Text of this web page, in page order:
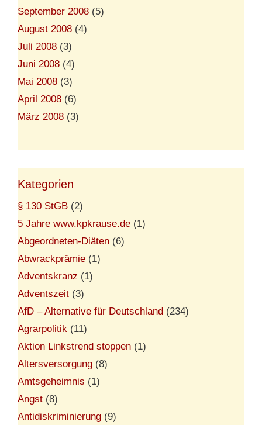
September 2008 (5)
August 2008 (4)
Juli 2008 (3)
Juni 2008 (4)
Mai 2008 (3)
April 2008 (6)
März 2008 (3)
Kategorien
§ 130 StGB (2)
5 Jahre www.kpkrause.de (1)
Abgeordneten-Diäten (6)
Abwrackprämie (1)
Adventskranz (1)
Adventszeit (3)
AfD – Alternative für Deutschland (234)
Agrarpolitik (11)
Aktion Linkstrend stoppen (1)
Altersversorgung (8)
Amtsgeheimnis (1)
Angst (8)
Antidiskriminierung (9)